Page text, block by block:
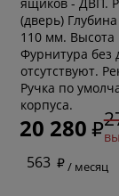
(дверь)
110 мм. Высота
Фурнитура без
отсутствуют.
Ручка по
корпуса.
20 280
563
/ месяц
* обязательное